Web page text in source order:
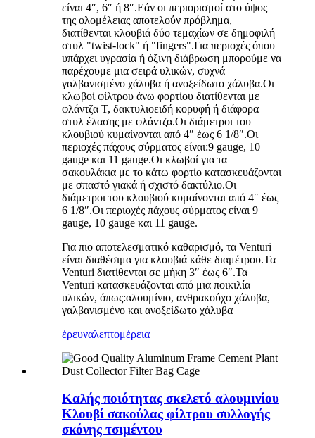
είναι 4″, 6″ ή 8″.Εάν οι περιορισμοί στο ύψος
της ολομέλειας αποτελούν πρόβλημα,
διατίθενται κλουβιά δύο τεμαχίων σε δημοφιλή
στυλ "twist-lock" ή "fingers".Για περιοχές όπου
υπάρχει υγρασία ή όξινη διάβρωση μπορούμε να
παρέχουμε μια σειρά υλικών, συχνά
γαλβανισμένο χάλυβα ή ανοξείδωτο χάλυβα.Οι
κλωβοί φίλτρου άνω φορτίου διατίθενται με
φλάντζα T, δακτυλιοειδή κορυφή ή διάφορα
στυλ έλασης με φλάντζα.Οι διάμετροι του
κλουβιού κυμαίνονται από 4″ έως 6 1/8″.Οι
περιοχές πάχους σύρματος είναι:9 gauge, 10
gauge και 11 gauge.Οι κλωβοί για τα
σακουλάκια με το κάτω φορτίο κατασκευάζονται
με σπαστό γιακά ή σχιστό δακτύλιο.Οι
διάμετροι του κλουβιού κυμαίνονται από 4″ έως
6 1/8″.Οι περιοχές πάχους σύρματος είναι 9
gauge, 10 gauge και 11 gauge.
Για πιο αποτελεσματικό καθαρισμό, τα Venturi
είναι διαθέσιμα για κλουβιά κάθε διαμέτρου.Τα
Venturi διατίθενται σε μήκη 3″ έως 6″.Τα
Venturi κατασκευάζονται από μια ποικιλία
υλικών, όπως:αλουμίνιο, ανθρακούχο χάλυβα,
γαλβανισμένο και ανοξείδωτο χάλυβα
έρευναλεπτομέρεια
Καλής ποιότητας σκελετό αλουμινίου
Κλουβί σακούλας φίλτρου συλλογής
σκόνης τσιμέντου